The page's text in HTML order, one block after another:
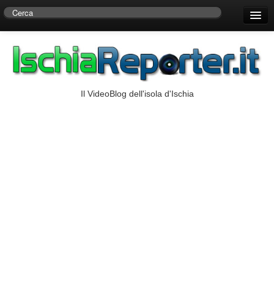
Centro di Ricerche Storiche D’Ambra
Il VideoBlog dell'isola d'Ischia